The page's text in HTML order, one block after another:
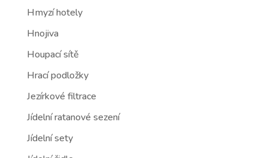
Hmyzí hotely
Hnojiva
Houpací sítě
Hrací podložky
Jezírkové filtrace
Jídelní ratanové sezení
Jídelní sety